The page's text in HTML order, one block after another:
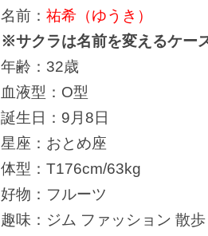
名前： 祐希（ゆうき）
※サクラは名前を変えるケー
年齢：32歳
血液型：O型
誕生日：9月8日
星座：おとめ座
体型：T176cm/63kg
好物：フルーツ
趣味：ジム ファッション 散